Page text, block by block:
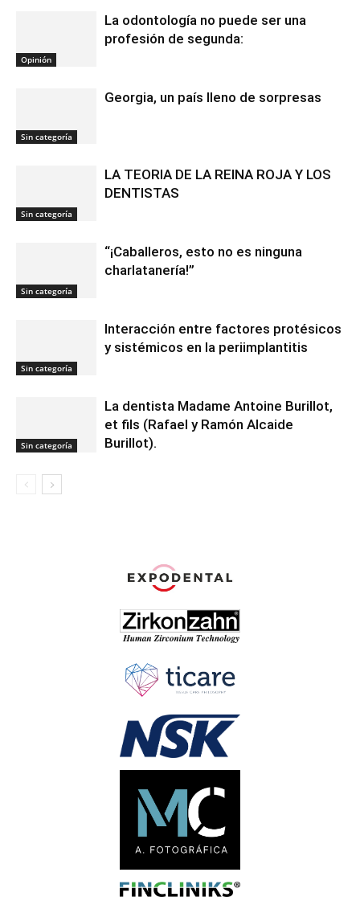
Opinión
La odontología no puede ser una
profesión de segunda:
Sin categoría
Georgia, un país lleno de sorpresas
Sin categoría
LA TEORIA DE LA REINA ROJA Y LOS
DENTISTAS
Sin categoría
“¡Caballeros, esto no es ninguna
charlatanería!”
Sin categoría
Interacción entre factores protésicos
y sistémicos en la periimplantitis
Sin categoría
La dentista Madame Antoine Burillot,
et fils (Rafael y Ramón Alcaide
Burillot).